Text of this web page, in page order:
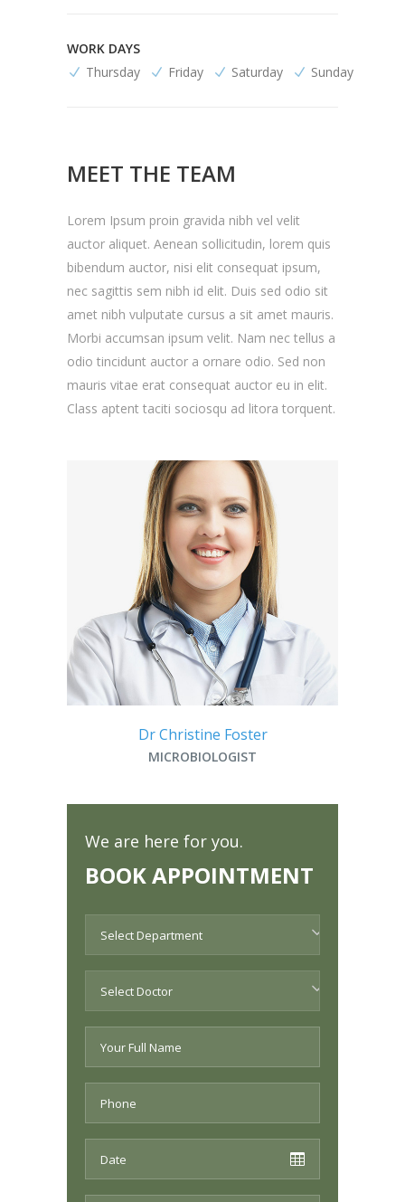
WORK DAYS
Thursday
Friday Saturday Sunday
MEET THE TEAM
Lorem Ipsum proin gravida nibh vel velit
auctor aliquet. Aenean sollicitudin, lorem quis
bibendum auctor, nisi elit consequat ipsum,
nec sagittis sem nibh id elit. Duis sed odio sit
amet nibh vulputate cursus a sit amet mauris.
Morbi accumsan ipsum velit. Nam nec tellus a
odio tincidunt auctor a ornare odio. Sed non
mauris vitae erat consequat auctor eu in elit.
Class aptent taciti sociosqu ad litora torquent.
Dr Christine Foster
MICROBIOLOGIST
We are here for you.
BOOK APPOINTMENT
Select Department
Select Doctor